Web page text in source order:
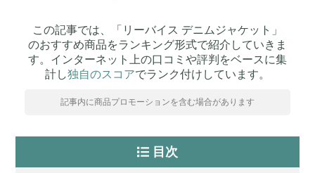
この記事では、「リーバイス デニムジャケット」
のおすすめ商品をランキング形式で紹介していきま
す。インターネット上の口コミや評判をベースに集
計し独自のスコアでランク付けしています。
記事内に商品プロモーションを含む場合があります
目次